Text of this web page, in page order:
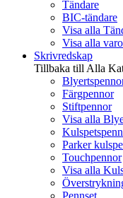
Tändare
BIC-tändare
Visa alla
Visa alla
Skrivredskap
Tillbaka till Alla
Färgpennor
Stiftpennor
Visa alla
Parker
Touchpennor
Visa alla
Pennset